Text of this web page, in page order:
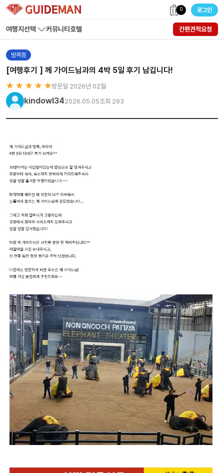
0 로그인
여행지선택 커뮤니티 호텔 간편견적요청
방콕점
[여행후기 ] 께 가이드님과의 4박 5일 후기 남깁니다!
★ ★ ★ ★ ★방문일 2026년 02월
kindowl342026.05.05조회 293